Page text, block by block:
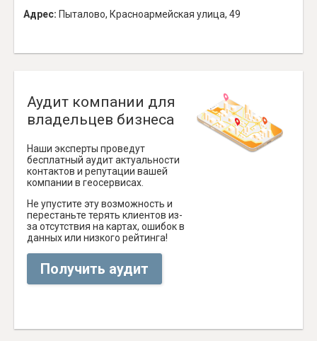
Адрес: Пыталово, Красноармейская улица, 49
Аудит компании для
владельцев бизнеса
Наши эксперты проведут
бесплатный аудит актуальности
контактов и репутации вашей
компании в геосервисах.
Не упустите эту возможность и
перестаньте терять клиентов из-
за отсутствия на картах, ошибок в
данных или низкого рейтинга!
Получить аудит